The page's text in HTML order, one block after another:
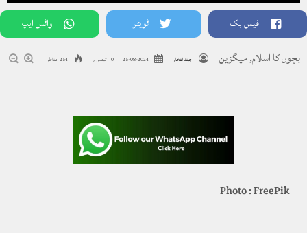
فیس بک ٹویٹر واٹس ایپ
بچوں کا اسلام,میگزین جیند افتخار 2024-08-25 0 تبصرے 254 مناظر
Photo : FreePik